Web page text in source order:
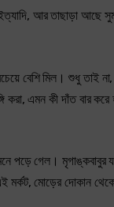
আর তাছাড়া আছে
বেশি মিল। শুধু তাই
করা, এমন কী দাঁত বার
মনে পড়ে গেল।
মর্কট, মোড়ের দোকান